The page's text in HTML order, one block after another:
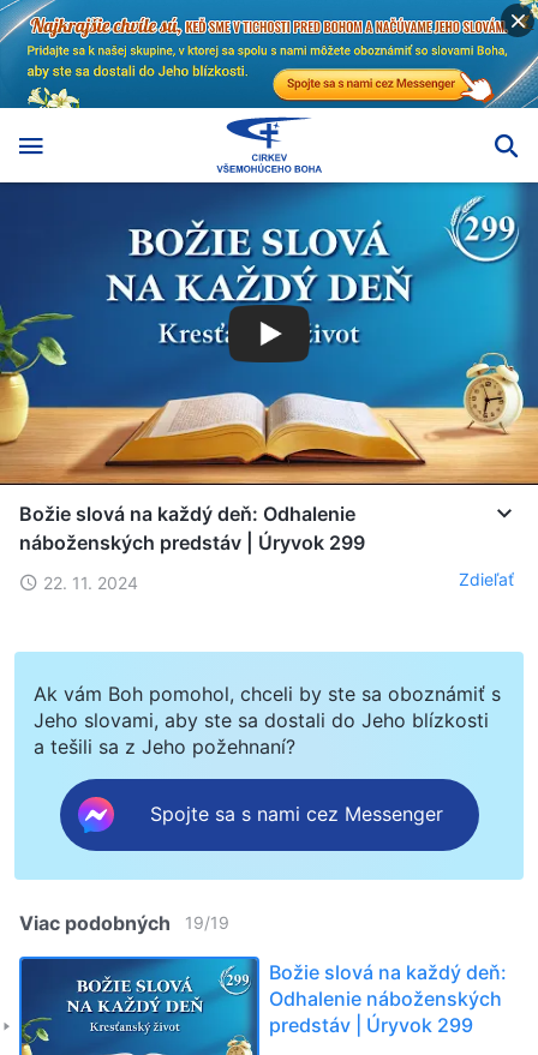
Božie slová na každý deň: Odhalenie
náboženských predstáv | Úryvok 299
22. 11. 2024 Zdieľať
Ak vám Boh pomohol, chceli by ste sa oboznámiť s
Jeho slovami, aby ste sa dostali do Jeho blízkosti
a tešili sa z Jeho požehnaní?
Spojte sa s nami cez Messenger
Viac podobných 19/19
Božie slová na každý deň:
Odhalenie náboženských
predstáv | Úryvok 299